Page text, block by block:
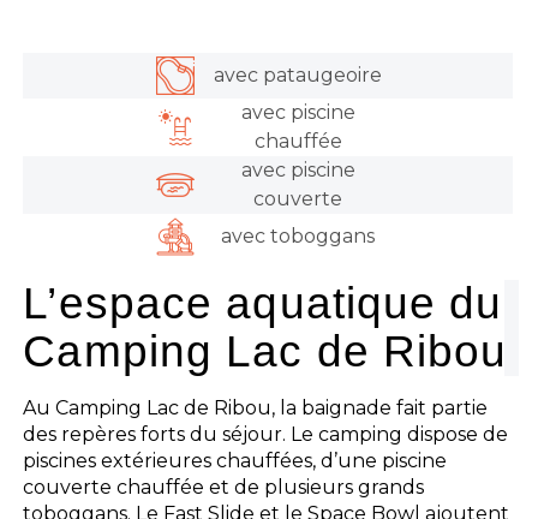
avec pataugeoire
avec piscine
chauffée
avec piscine
couverte
avec toboggans
L’espace aquatique du
Camping Lac de Ribou
Au Camping Lac de Ribou, la baignade fait partie
des repères forts du séjour. Le camping dispose de
piscines extérieures chauffées, d’une piscine
couverte chauffée et de plusieurs grands
toboggans. Le Fast Slide et le Space Bowl ajoutent